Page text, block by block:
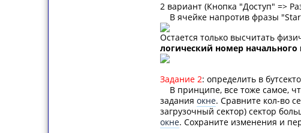
2 вариант (Кнопка "Доступ" =>
В ячейке напротив фразы
Остается только высчитать
логический номер начального
Задание 2: определить в
В принципе, все тоже самое,
задания окне. Сравните кол-во
загрузочный сектор) сектор
окне. Сохраните изменения и